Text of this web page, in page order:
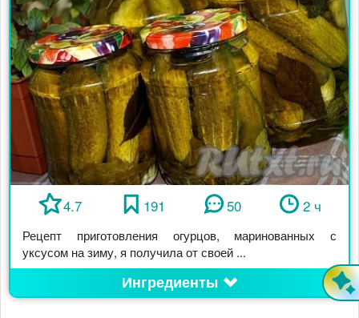
4.7 191 50 2 ч
Рецепт приготовления огурцов, маринованных с
уксусом на зиму, я получила от своей ...
Ингредиенты